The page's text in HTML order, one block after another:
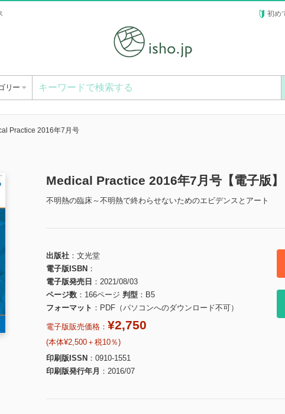
初め
リー
Practice 2016年7月号
Medical Practice 2016年7月号【電子版】
不明熱の臨床～不明熱で終わらせないためのエビデンスとアート
出版社
文光堂
電子版ISBN
電子版発売日
2021/08/03
ページ数
166ページ 判型
B5
フォーマット
PDF（パソコンへのダウンロード不可）
電子版販売価格： ¥2,750
(本体¥2,500＋税10％)
印刷版ISSN
0910-1551
印刷版発行年月
2016/07